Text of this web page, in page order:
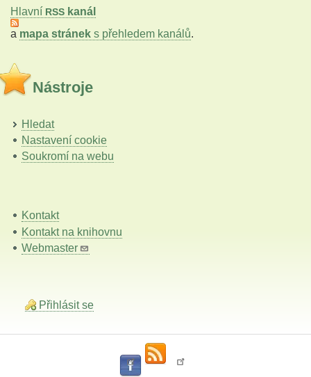
Hlavní RSS kanál
a mapa stránek s přehledem kanálů.
Nástroje
Hledat
Nastavení cookie
Soukromí na webu
Kontakt
Kontakt na knihovnu
Webmaster
Přihlásit se